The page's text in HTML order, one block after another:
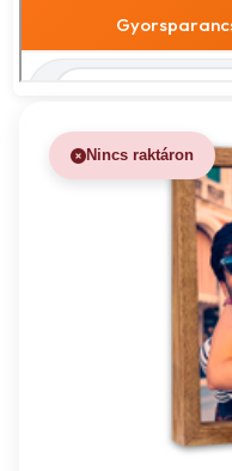
Nincs raktáron